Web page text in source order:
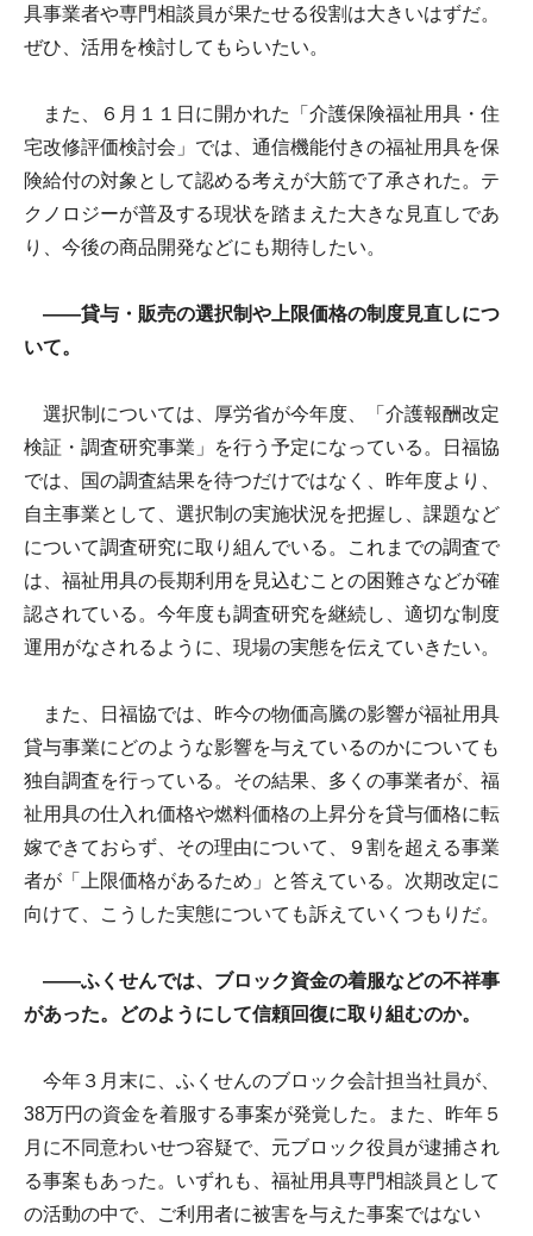
具事業者や専門相談員が果たせる役割は大きいはずだ。
ぜひ、活用を検討してもらいたい。
また、６月１１日に開かれた「介護保険福祉用具・住
宅改修評価検討会」では、通信機能付きの福祉用具を保
険給付の対象として認める考えが大筋で了承された。テ
クノロジーが普及する現状を踏まえた大きな見直しであ
り、今後の商品開発などにも期待したい。
――貸与・販売の選択制や上限価格の制度見直しにつ
いて。
選択制については、厚労省が今年度、「介護報酬改定
検証・調査研究事業」を行う予定になっている。日福協
では、国の調査結果を待つだけではなく、昨年度より、
自主事業として、選択制の実施状況を把握し、課題など
について調査研究に取り組んでいる。これまでの調査で
は、福祉用具の長期利用を見込むことの困難さなどが確
認されている。今年度も調査研究を継続し、適切な制度
運用がなされるように、現場の実態を伝えていきたい。
また、日福協では、昨今の物価高騰の影響が福祉用具
貸与事業にどのような影響を与えているのかについても
独自調査を行っている。その結果、多くの事業者が、福
祉用具の仕入れ価格や燃料価格の上昇分を貸与価格に転
嫁できておらず、その理由について、９割を超える事業
者が「上限価格があるため」と答えている。次期改定に
向けて、こうした実態についても訴えていくつもりだ。
――ふくせんでは、ブロック資金の着服などの不祥事
があった。どのようにして信頼回復に取り組むのか。
今年３月末に、ふくせんのブロック会計担当社員が、
38万円の資金を着服する事案が発覚した。また、昨年５
月に不同意わいせつ容疑で、元ブロック役員が逮捕され
る事案もあった。いずれも、福祉用具専門相談員として
の活動の中で、ご利用者に被害を与えた事案ではない